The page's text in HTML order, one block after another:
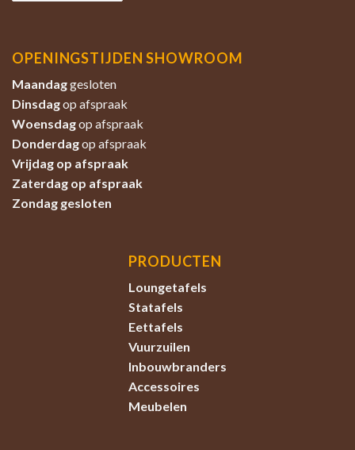
OPENINGSTIJDEN SHOWROOM
Maandaggesloten
Dinsdagop afspraak
Woensdagop afspraak
Donderdagop afspraak
Vrijdag op afspraak
Zaterdag op afspraak
Zondag gesloten
PRODUCTEN
Loungetafels
Statafels
Eettafels
Vuurzuilen
Inbouwbranders
Accessoires
Meubelen